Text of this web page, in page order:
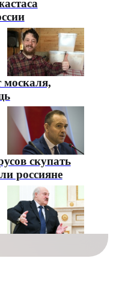
москаля,
скупать
россияне